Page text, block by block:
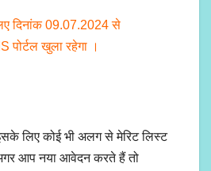
दिनांक 09.07.2024 से
खुला रहेगा ।
लिए कोई भी अलग से मेरिट लिस्ट
अगर आप नया आवेदन करते हैं तो